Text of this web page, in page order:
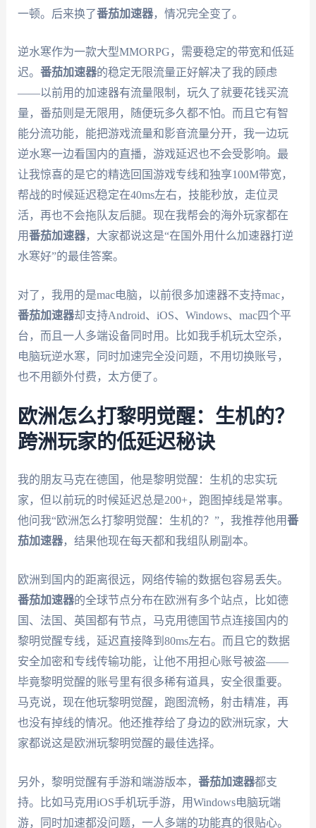
一顿。后来换了番茄加速器，情况完全变了。
逆水寒作为一款大型MMORPG，需要稳定的带宽和低延
迟。 番茄加速器的稳定无限流量正好解决了我的顾虑
——以前用的加速器有流量限制，玩久了就要花钱买流
量，番茄则是无限用，随便玩多久都不怕。而且它有智
能分流功能，能把游戏流量和影音流量分开，我一边玩
逆水寒一边看国内的直播，游戏延迟也不会受影响。最
让我惊喜的是它的精选回国游戏专线和独享100M带宽，
帮战的时候延迟稳定在40ms左右，技能秒放，走位灵
活，再也不会拖队友后腿。现在我帮会的海外玩家都在
用番茄加速器，大家都说这是“在国外用什么加速器打逆
水寒好”的最佳答案。
对了，我用的是mac电脑，以前很多加速器不支持mac，
番茄加速器却支持Android、iOS、Windows、mac四个平
台，而且一人多端设备同时用。比如我手机玩太空杀，
电脑玩逆水寒，同时加速完全没问题，不用切换账号，
也不用额外付费，太方便了。
欧洲怎么打黎明觉醒：生机的？
跨洲玩家的低延迟秘诀
我的朋友马克在德国，他是黎明觉醒：生机的忠实玩
家，但以前玩的时候延迟总是200+，跑图掉线是常事。
他问我“欧洲怎么打黎明觉醒：生机的？”，我推荐他用番
茄加速器，结果他现在每天都和我组队刷副本。
欧洲到国内的距离很远，网络传输的数据包容易丢失。
番茄加速器的全球节点分布在欧洲有多个站点，比如德
国、法国、英国都有节点，马克用德国节点连接国内的
黎明觉醒专线，延迟直接降到80ms左右。而且它的数据
安全加密和专线传输功能，让他不用担心账号被盗——
毕竟黎明觉醒的账号里有很多稀有道具，安全很重要。
马克说，现在他玩黎明觉醒，跑图流畅，射击精准，再
也没有掉线的情况。他还推荐给了身边的欧洲玩家，大
家都说这是欧洲玩黎明觉醒的最佳选择。
另外，黎明觉醒有手游和端游版本， 番茄加速器都支
持。比如马克用iOS手机玩手游，用Windows电脑玩端
游，同时加速都没问题，一人多端的功能真的很贴心。